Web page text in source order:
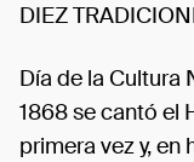
DIEZ
Día de la Cultura
1868 se cantó el
primera vez y,